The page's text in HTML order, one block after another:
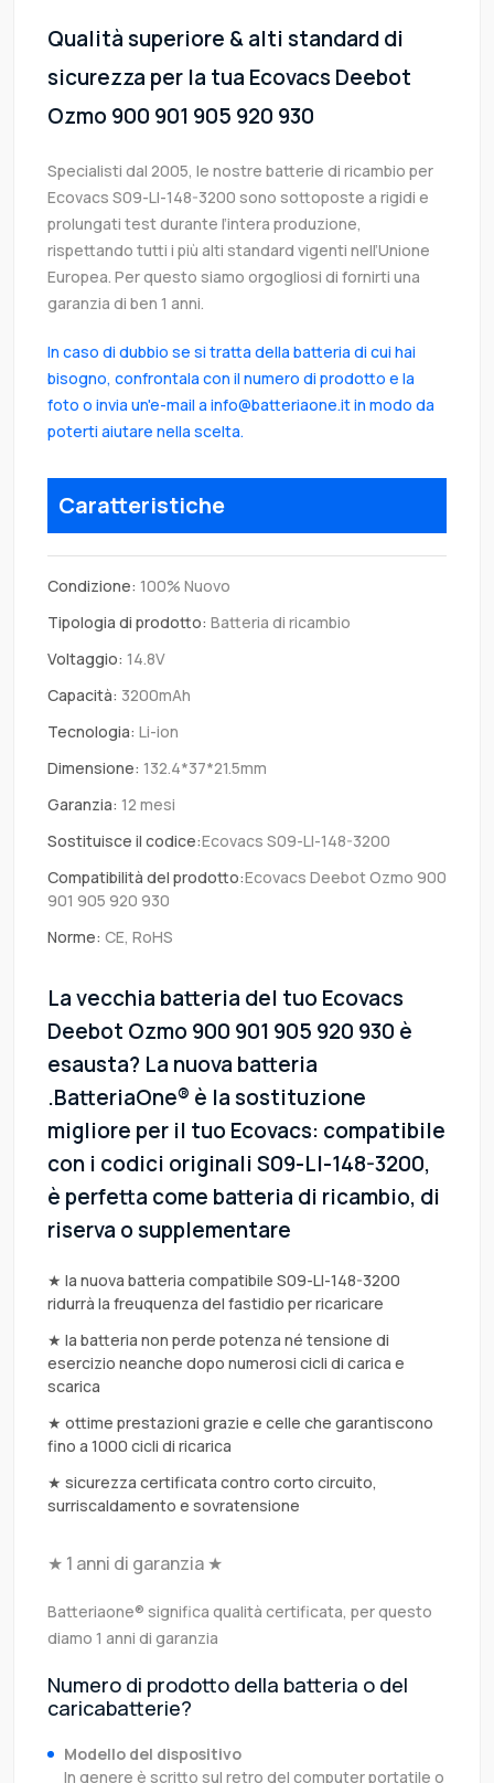
Qualità superiore & alti standard di
sicurezza per la tua Ecovacs Deebot
Ozmo 900 901 905 920 930
Specialisti dal 2005, le nostre batterie di ricambio per
Ecovacs S09-LI-148-3200 sono sottoposte a rigidi e
prolungati test durante l’intera produzione,
rispettando tutti i più alti standard vigenti nell’Unione
Europea. Per questo siamo orgogliosi di fornirti una
garanzia di ben 1 anni.
In caso di dubbio se si tratta della batteria di cui hai
bisogno, confrontala con il numero di prodotto e la
foto o invia un'e-mail a info@batteriaone.it in modo da
poterti aiutare nella scelta.
Caratteristiche
Condizione: 100% Nuovo
Tipologia di prodotto: Batteria di ricambio
Voltaggio: 14.8V
Capacità: 3200mAh
Tecnologia: Li-ion
Dimensione: 132.4*37*21.5mm
Garanzia: 12 mesi
Sostituisce il codice:Ecovacs S09-LI-148-3200
Compatibilità del prodotto:Ecovacs Deebot Ozmo 900
901 905 920 930
Norme: CE, RoHS
La vecchia batteria del tuo Ecovacs
Deebot Ozmo 900 901 905 920 930 è
esausta? La nuova batteria
.BatteriaOne® è la sostituzione
migliore per il tuo Ecovacs: compatibile
con i codici originali S09-LI-148-3200,
è perfetta come batteria di ricambio, di
riserva o supplementare
★ la nuova batteria compatibile S09-LI-148-3200
ridurrà la freuquenza del fastidio per ricaricare
★ la batteria non perde potenza né tensione di
esercizio neanche dopo numerosi cicli di carica e
scarica
★ ottime prestazioni grazie e celle che garantiscono
fino a 1000 cicli di ricarica
★ sicurezza certificata contro corto circuito,
surriscaldamento e sovratensione
★ 1 anni di garanzia ★
Batteriaone® significa qualità certificata, per questo
diamo 1 anni di garanzia
Numero di prodotto della batteria o del
caricabatterie?
Modello del dispositivo
In genere è scritto sul retro del computer portatile o